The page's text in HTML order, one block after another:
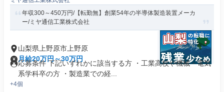
年収300～450万円/【転勤無】創業54年の半導体製造装置メーカ
ー/ミヤ通信工業株式会社
山梨県上野原市上野原
月給20万円～30万円
応募条件 下記いずれかに該当する方 ・工業高校や機械・電気
系学科卒の方 ・製造業での経...
+4個